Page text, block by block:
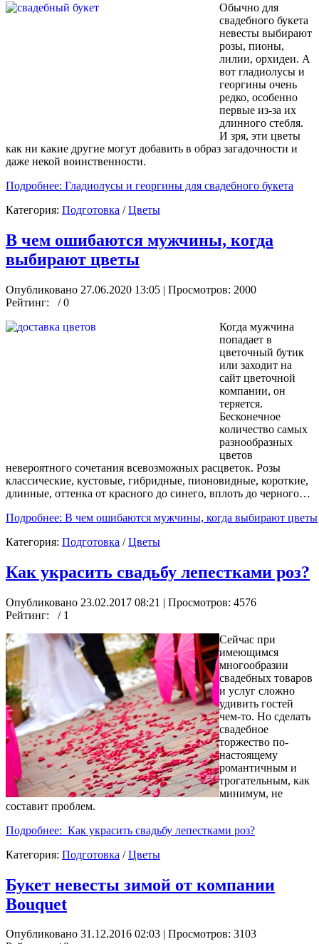
Обычно для
свадебного букета
невесты выбирают
розы, пионы,
лилии, орхидеи. А
вот гладиолусы и
георгины очень
редко, особенно
первые из-за их
длинного стебля.
И зря, эти цветы
как ни какие другие могут добавить в образ загадочности и
даже некой воинственности.
Подробнее: Гладиолусы и георгины для свадебного букета
Категория: Подготовка /Цветы
В чем ошибаются мужчины, когда
выбирают цветы
Опубликовано 27.06.2020 13:05 | Просмотров: 2000
Рейтинг:
/ 0
Когда мужчина
попадает в
цветочный бутик
или заходит на
сайт цветочной
компании, он
теряется.
Бесконечное
количество самых
разнообразных
цветов
невероятного сочетания всевозможных расцветок. Розы
классические, кустовые, гибридные, пионовидные, короткие,
длинные, оттенка от красного до синего, вплоть до черного…
Подробнее: В чем ошибаются мужчины, когда выбирают цветы
Категория: Подготовка /Цветы
Как украсить свадьбу лепестками роз?
Опубликовано 23.02.2017 08:21 | Просмотров: 4576
Рейтинг:
/ 1
Сейчас при
имеющимся
многообразии
свадебных товаров
и услуг сложно
удивить гостей
чем-то. Но сделать
свадебное
торжество по-
настоящему
романтичным и
трогательным, как
минимум, не
составит проблем.
Подробнее: Как украсить свадьбу лепестками роз?
Категория: Подготовка /Цветы
Букет невесты зимой от компании
Bouquet
Опубликовано 31.12.2016 02:03 | Просмотров: 3103